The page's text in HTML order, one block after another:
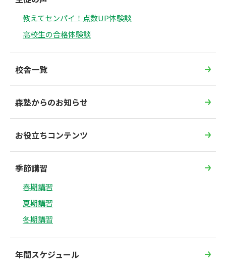
教えてセンパイ！点数UP体験談
高校生の合格体験談
校舎一覧
森塾からのお知らせ
お役立ちコンテンツ
季節講習
春期講習
夏期講習
冬期講習
年間スケジュール